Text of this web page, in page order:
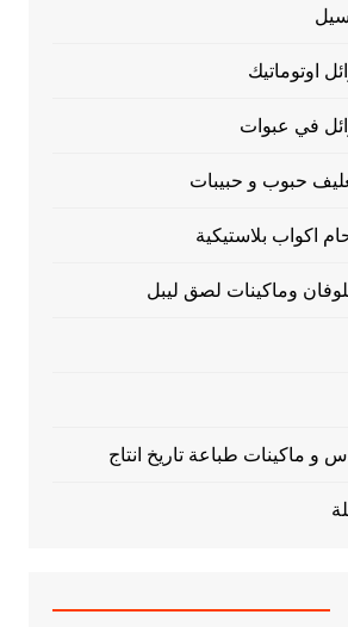
اوتوماتيك
في عبوات
حبوب و حبيبات
اكواب بلاستيكية
وماكينات لصق ليبل
و ماكينات طباعة تاريخ انتاج